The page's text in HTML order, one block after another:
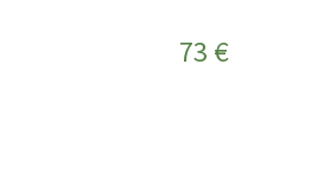
73 €